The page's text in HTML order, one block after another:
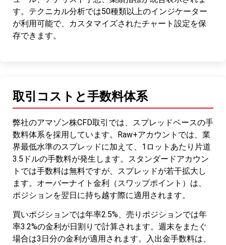
す。テクニカル分析では50種類以上のインジケーター
が利用可能で、カスタマイズされたチャート設定を保
存できます。
取引コストと手数料体系
弊社のアマゾン株CFD取引では、スプレッドベースの手
数料体系を採用しています。Raw+アカウントでは、業
界最低水準のスプレッドに加えて、1ロットあたり片道
3.5ドルの手数料が発生します。スタンダードアカウン
トでは手数料は無料ですが、スプレッドが若干拡大し
ます。オーバーナイト金利（スワップポイント）は、
ポジションを翌日に持ち越す際に適用されます。
買いポジションでは年率2.5%、売りポジションでは年
率3.2%の金利が日割りで計算されます。週末をまたぐ
場合は3日分の金利が適用されます。入出金手数料は、